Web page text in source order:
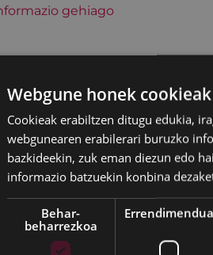
gehiago
Webgune honek
Cookieak erabiltzen ditugu edukia,
webgunearen erabilerari buruzko
bazkideekin, zuk eman diezun edo
informazio batzuekin konbina
Behar-
beharrezkoa
Errendimendua